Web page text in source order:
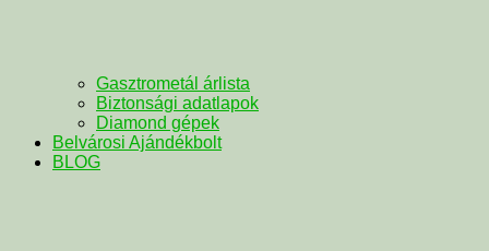
Gasztrometál árlista
Biztonsági adatlapok
Diamond gépek
Belvárosi Ajándékbolt
BLOG